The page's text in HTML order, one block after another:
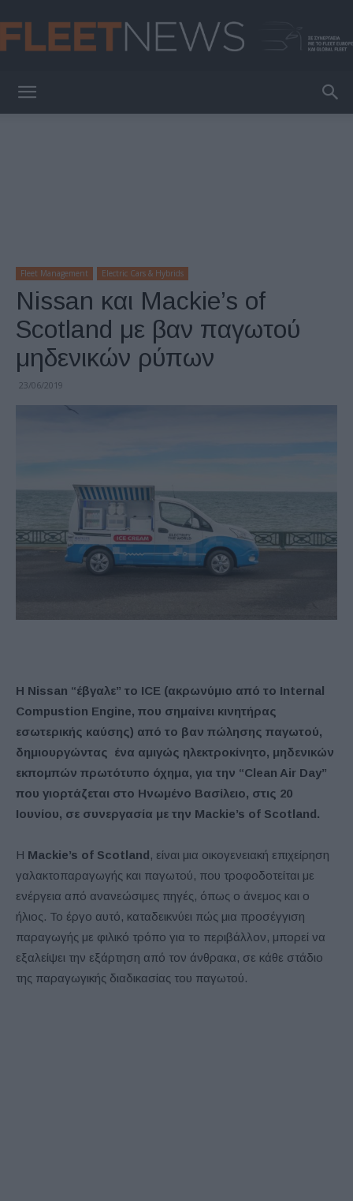
Fleet Management Electric Cars & Hybrids
Nissan και Mackie’s of
Scotland με βαν παγωτού
μηδενικών ρύπων
23/06/2019
Η Nissan “έβγαλε” το ICE (ακρωνύμιο από το Internal
Compustion Engine, που σημαίνει κινητήρας
εσωτερικής καύσης) από το βαν πώλησης παγωτού,
δημιουργώντας ένα αμιγώς ηλεκτροκίνητο, μηδενικών
εκπομπών πρωτότυπο όχημα, για την “Clean Air Day”
που γιορτάζεται στο Ηνωμένο Βασίλειο, στις 20
Ιουνίου, σε συνεργασία με την Mackie’s of Scotland.
Η Mackie’s of Scotland, είναι μια οικογενειακή επιχείρηση
γαλακτοπαραγωγής και παγωτού, που τροφοδοτείται με
ενέργεια από ανανεώσιμες πηγές, όπως ο άνεμος και ο
ήλιος. Το έργο αυτό, καταδεικνύει πώς μια προσέγγιση
παραγωγής με φιλικό τρόπο για το περιβάλλον, μπορεί να
εξαλείψει την εξάρτηση από τον άνθρακα, σε κάθε στάδιο
της παραγωγικής διαδικασίας του παγωτού.